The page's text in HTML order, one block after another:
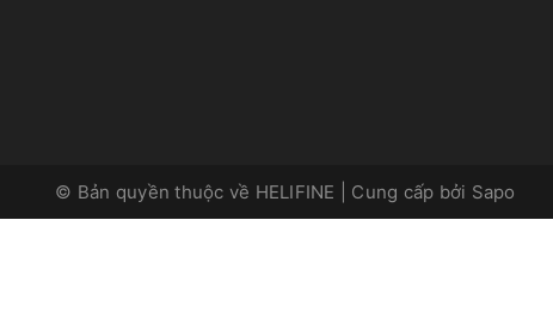
© Bản quyền thuộc về HELIFINE Cung cấp bởi Sapo